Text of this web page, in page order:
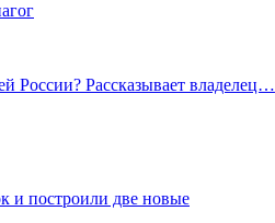
России? Рассказывает владелец…
и построили две новые